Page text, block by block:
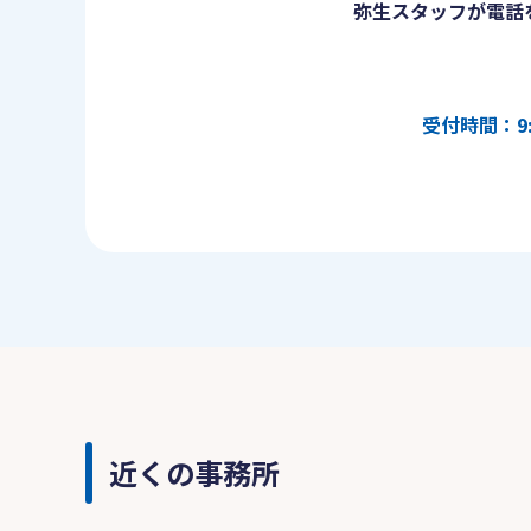
弥生スタッフが電
受付時間：
近くの事務所